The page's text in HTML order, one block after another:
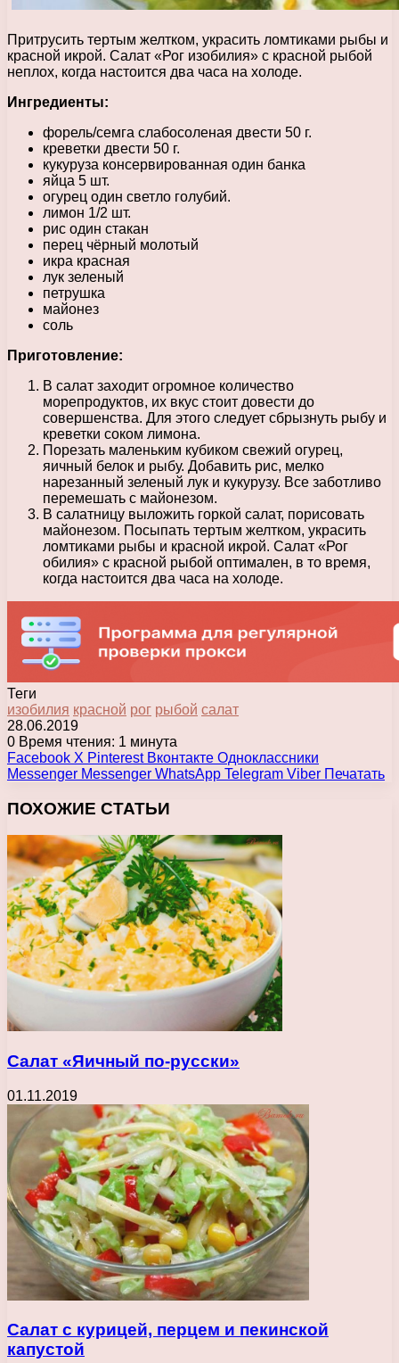
Притрусить тертым желтком, украсить ломтиками рыбы и
красной икрой. Салат «Рог изобилия» с красной рыбой
неплох, когда настоится два часа на холоде.
Ингредиенты:
форель/семга слабосоленая двести 50 г.
креветки двести 50 г.
кукуруза консервированная один банка
яйца 5 шт.
огурец один светло голубий.
лимон 1/2 шт.
рис один стакан
перец чёрный молотый
икра красная
лук зеленый
петрушка
майонез
соль
Приготовление:
В салат заходит огромное количество
морепродуктов, их вкус стоит довести до
совершенства. Для этого следует сбрызнуть рыбу и
креветки соком лимона.
Порезать маленьким кубиком свежий огурец,
яичный белок и рыбу. Добавить рис, мелко
нарезанный зеленый лук и кукурузу. Все заботливо
перемешать с майонезом.
В салатницу выложить горкой салат, порисовать
майонезом. Посыпать тертым желтком, украсить
ломтиками рыбы и красной икрой. Салат «Рог
обилия» с красной рыбой оптимален, в то время,
когда настоится два часа на холоде.
Теги
изобилия красной рог рыбой салат
28.06.2019
0 Время чтения: 1 минута
Facebook X Pinterest Вконтакте Одноклассники
Messenger Messenger WhatsApp Telegram Viber Печатать
ПОХОЖИЕ СТАТЬИ
Салат «Яичный по-русски»
01.11.2019
Салат с курицей, перцем и пекинской
капустой